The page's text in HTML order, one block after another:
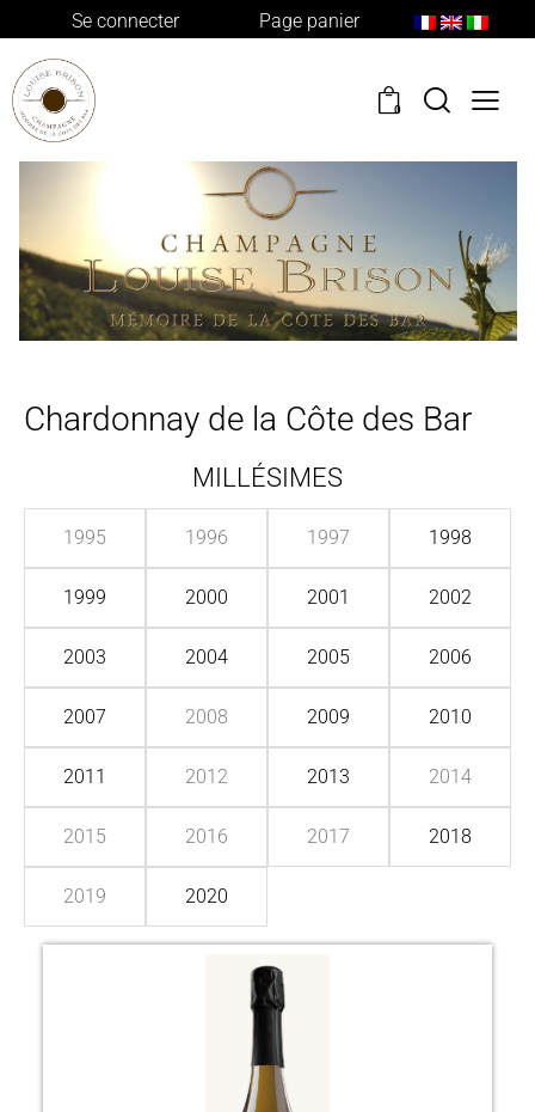
Se connecter Page panier
0
Chardonnay de la Côte des Bar
MILLÉSIMES
1995 1996 1997 1998
1999 2000 2001 2002
2003 2004 2005 2006
2007 2008 2009 2010
2011 2012 2013 2014
2015 2016 2017 2018
2019 2020